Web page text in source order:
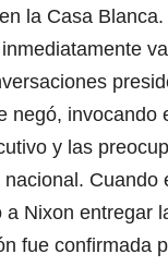
la Casa
negó, invocando
y las
Cuando
a Nixon entregar
fue confirmada